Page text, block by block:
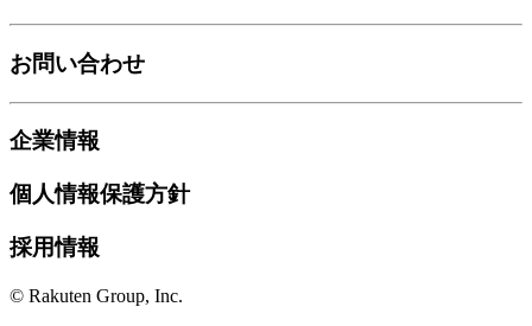
お問い合わせ
企業情報
個人情報保護方針
採用情報
© Rakuten Group, Inc.